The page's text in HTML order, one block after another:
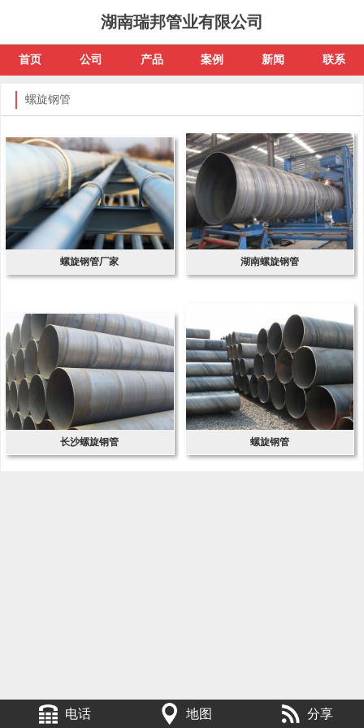
湖南瑞邦管业有限公司
首页 公司 产品 案例 新闻 联系
螺旋钢管
螺旋钢管厂家 湖南螺旋钢管
长沙螺旋钢管 螺旋钢管
电话 地图 分享